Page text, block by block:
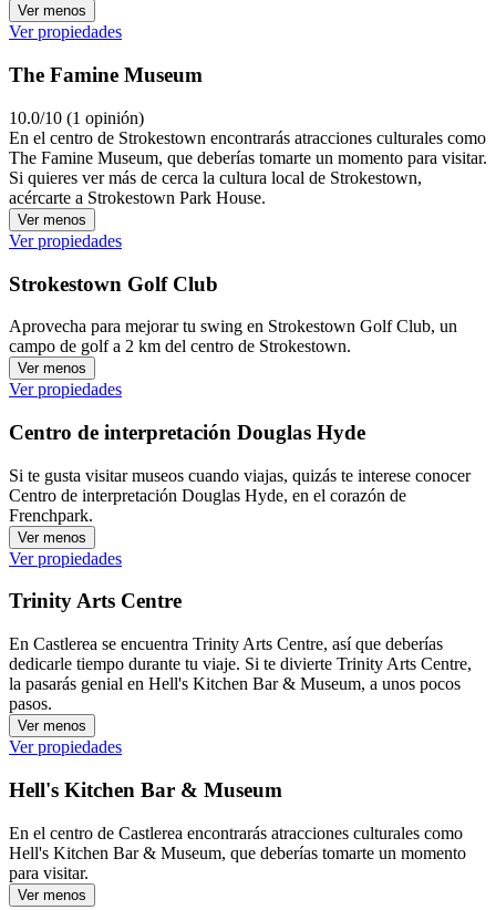
Ver menos
Ver propiedades
The Famine Museum
10.0/10 (1 opinión)
En el centro de Strokestown encontrarás atracciones culturales como
The Famine Museum, que deberías tomarte un momento para visitar.
Si quieres ver más de cerca la cultura local de Strokestown,
acércarte a Strokestown Park House.
Ver menos
Ver propiedades
Strokestown Golf Club
Aprovecha para mejorar tu swing en Strokestown Golf Club, un
campo de golf a 2 km del centro de Strokestown.
Ver menos
Ver propiedades
Centro de interpretación Douglas Hyde
Si te gusta visitar museos cuando viajas, quizás te interese conocer
Centro de interpretación Douglas Hyde, en el corazón de
Frenchpark.
Ver menos
Ver propiedades
Trinity Arts Centre
En Castlerea se encuentra Trinity Arts Centre, así que deberías
dedicarle tiempo durante tu viaje. Si te divierte Trinity Arts Centre,
la pasarás genial en Hell's Kitchen Bar & Museum, a unos pocos
pasos.
Ver menos
Ver propiedades
Hell's Kitchen Bar & Museum
En el centro de Castlerea encontrarás atracciones culturales como
Hell's Kitchen Bar & Museum, que deberías tomarte un momento
para visitar.
Ver menos